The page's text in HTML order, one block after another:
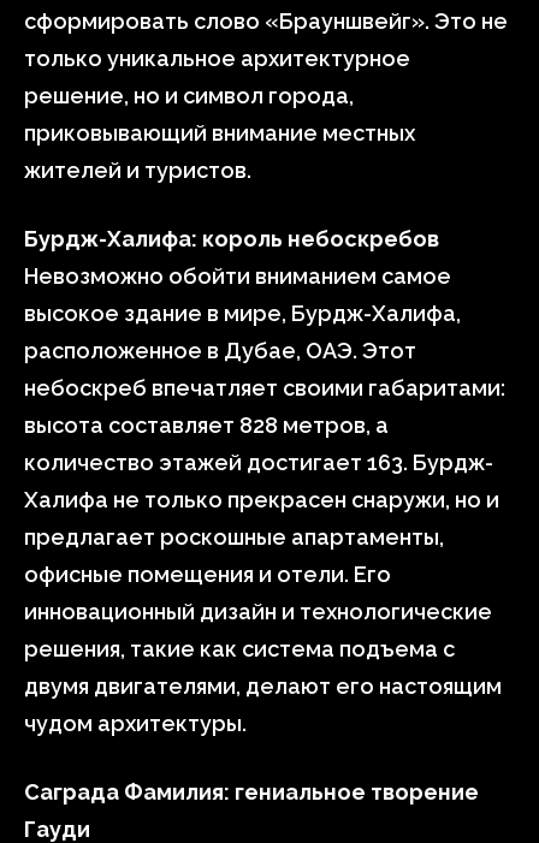
сформировать слово «Брауншвейг». Это не
только уникальное архитектурное
решение, но и символ города,
приковывающий внимание местных
жителей и туристов.
Бурдж-Халифа: король небоскребов
Невозможно обойти вниманием самое
высокое здание в мире, Бурдж-Халифа,
расположенное в Дубае, ОАЭ. Этот
небоскреб впечатляет своими габаритами:
высота составляет 828 метров, а
количество этажей достигает 163. Бурдж-
Халифа не только прекрасен снаружи, но и
предлагает роскошные апартаменты,
офисные помещения и отели. Его
инновационный дизайн и технологические
решения, такие как система подъема с
двумя двигателями, делают его настоящим
чудом архитектуры.
Саграда Фамилия: гениальное творение
Гауди